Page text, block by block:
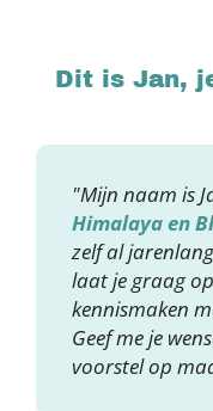
Dit is Jan,
"Mijn naam is
Himalaya en
zelf al
laat je graag
kennismaken
Geef me je
voorstel op